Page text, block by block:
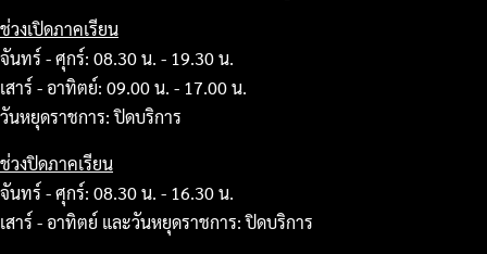
ช่วงเปิดภาคเรียน
จันทร์ - ศุกร์: 08.30 น. - 19.30 น.
เสาร์ - อาทิตย์: 09.00 น. - 17.00 น.
วันหยุดราชการ: ปิดบริการ
ช่วงปิดภาคเรียน
จันทร์ - ศุกร์: 08.30 น. - 16.30 น.
เสาร์ - อาทิตย์ และวันหยุดราชการ: ปิดบริการ